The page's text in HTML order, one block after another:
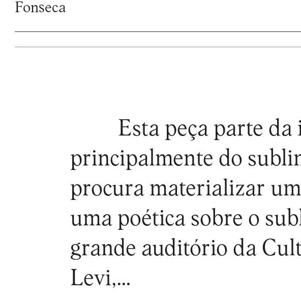
Fonseca
Esta peça parte da
principalmente do
procura materializar
uma poética sobre o
grande auditório da
Levi,…